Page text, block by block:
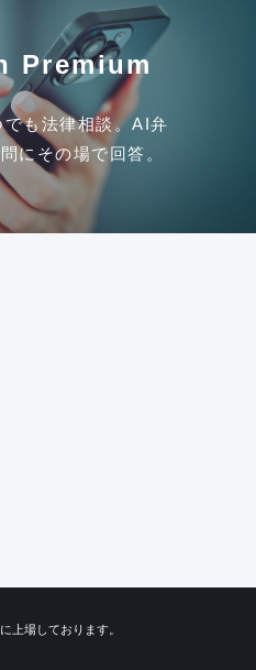
Premium
も法律相談。AI弁
にその場で回答。
上場しております。